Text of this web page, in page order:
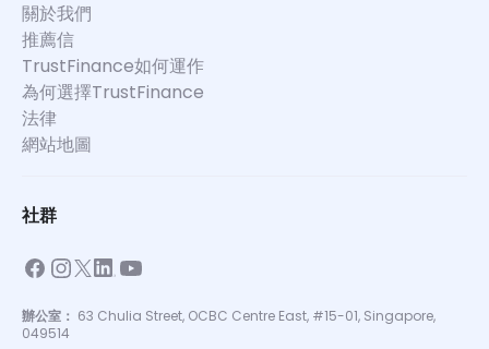
關於我們
推薦信
TrustFinance如何運作
為何選擇TrustFinance
法律
網站地圖
社群
辦公室： 63 Chulia Street, OCBC Centre East, #15-01, Singapore,
049514